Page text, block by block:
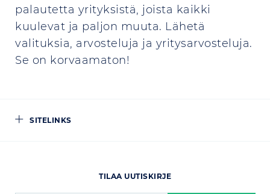
palautetta yrityksistä, joista kaikki
kuulevat ja paljon muuta. Lähetä
valituksia, arvosteluja ja yritysarvosteluja.
Se on korvaamaton!
SITELINKS
TILAA UUTISKIRJE